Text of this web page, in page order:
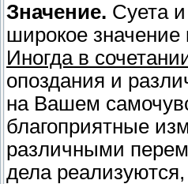
Значение. Суета
широкое
Иногда в
опоздания и
на Вашем
благоприятные
различными
дела